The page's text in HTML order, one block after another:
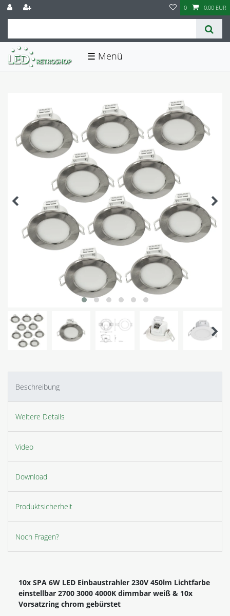
0 0,00 EUR
☰
Beschreibung
Weitere Details
Video
Download
Produktsicherheit
Noch Fragen?
10x SPA 6W LED Einbaustrahler 230V 450lm Lichtfarbe
einstellbar 2700 3000 4000K dimmbar weiß & 10x
Vorsatzring chrom gebürstet